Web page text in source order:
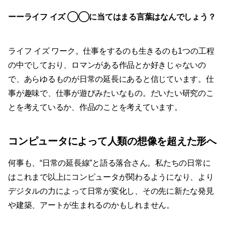
ーーライフ イズ ◯◯に当てはまる言葉はなんでしょう？
ライフ イズ ワーク。仕事をするのも生きるのも1つの工程
の中でしており、ロマンがある作品とか好きじゃないの
で、あらゆるものが日常の延長にあると信じています。仕
事が趣味で、仕事が遊びみたいなもの。だいたい研究のこ
とを考えているか、作品のことを考えています。
コンピュータによって人類の想像を超えた形へ
何事も、“日常の延長線”と語る落合さん。私たちの日常に
はこれまで以上にコンピュータが関わるようになり、より
デジタルの力によって日常が変化し、その先に新たな発見
や建築、アートが生まれるのかもしれません。